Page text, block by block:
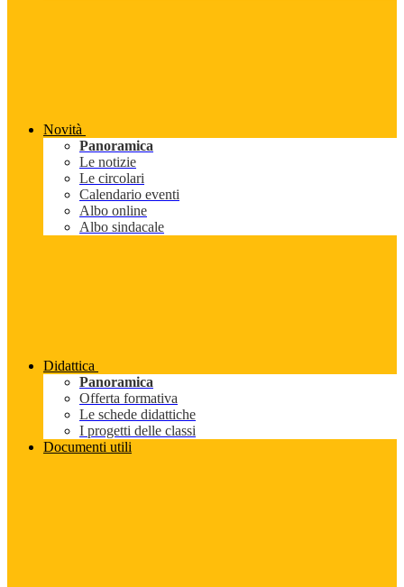
Novità
Panoramica
Le notizie
Le circolari
Calendario eventi
Albo online
Albo sindacale
Didattica
Panoramica
Offerta formativa
Le schede didattiche
I progetti delle classi
Documenti utili